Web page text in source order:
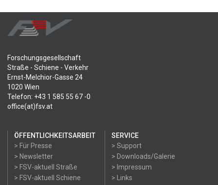
Forschungsgesellschaft
Straße - Schiene - Verkehr
Ernst-Melchior-Gasse 24
1020 Wien
Telefon: +43 1 585 55 67 -0
office(at)fsv.at
ÖFFENTLICHKEITSARBEIT
> Für Presse
> Newsletter
> FSV-aktuell Straße
> FSV-aktuell Schiene
SERVICE
> Support
> Downloads/Galerie
> Impressum
> Links